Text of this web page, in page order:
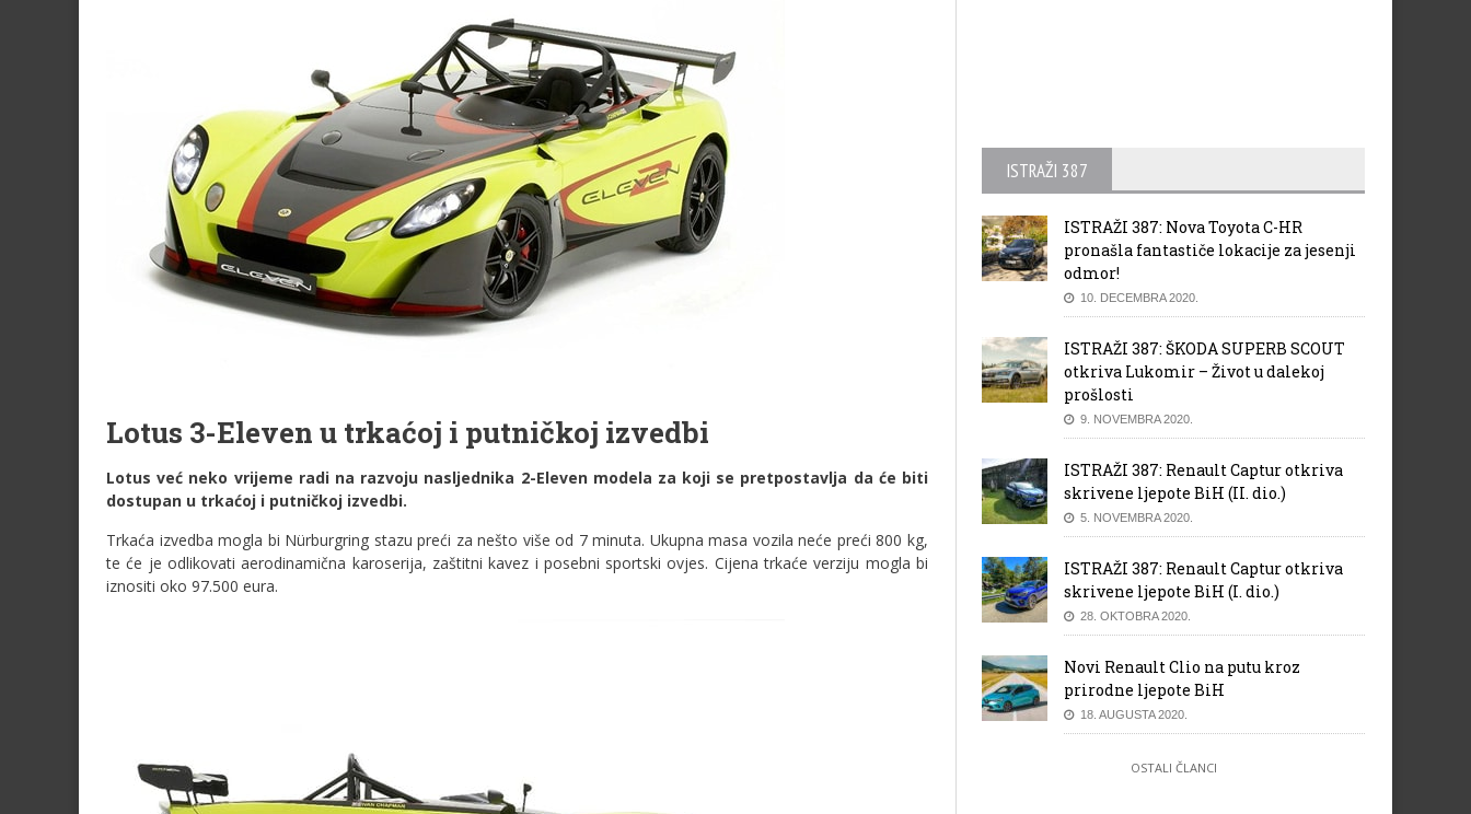
Lotus 3-Eleven u trkaćoj i putničkoj izvedbi
Lotus već neko vrijeme radi na razvoju nasljednika 2-Eleven modela za koji se pretpostavlja da će biti
dostupan u trkaćoj i putničkoj izvedbi.
Trkaća izvedba mogla bi Nürburgring stazu preći za nešto više od 7 minuta. Ukupna masa vozila neće preći 800 kg,
te će je odlikovati aerodinamična karoserija, zaštitni kavez i posebni sportski ovjes. Cijena trkaće verziju mogla bi
iznositi oko 97.500 eura.
ISTRAŽI 387
ISTRAŽI 387: Nova Toyota C-HR
pronašla fantastiče lokacije za jesenji
odmor!
10. DECEMBRA 2020.
ISTRAŽI 387: ŠKODA SUPERB SCOUT
otkriva Lukomir – Život u dalekoj
prošlosti
9. NOVEMBRA 2020.
ISTRAŽI 387: Renault Captur otkriva
skrivene ljepote BiH (II. dio.)
5. NOVEMBRA 2020.
ISTRAŽI 387: Renault Captur otkriva
skrivene ljepote BiH (I. dio.)
28. OKTOBRA 2020.
Novi Renault Clio na putu kroz
prirodne ljepote BiH
18. AUGUSTA 2020.
OSTALI ČLANCI